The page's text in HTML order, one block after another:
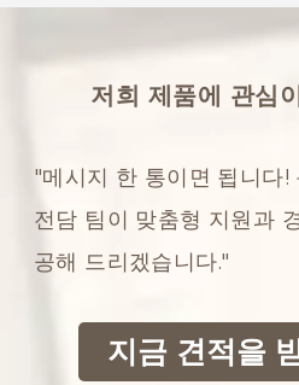
저희 제품에 관심
"메시지 한 통이면 됩니다!
전담 팀이 맞춤형 지원과
공해 드리겠습니다."
지금 견적을